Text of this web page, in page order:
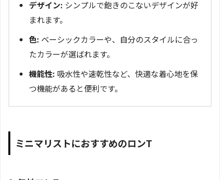
デザイン: シンプルで飽きのこないデザインが好
まれます。
色: ベーシックカラーや、自分のスタイルに合っ
たカラーが選ばれます。
機能性: 吸水性や速乾性など、快適な着心地を保
つ機能があると便利です。
ミニマリストにおすすめのロンT